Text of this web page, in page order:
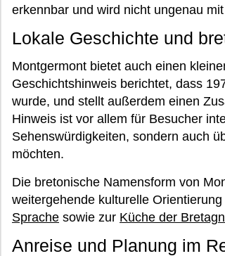
erkennbar und wird nicht ungenau
Lokale Geschichte und
Montgermont bietet auch einen
Geschichtshinweis berichtet, dass
wurde, und stellt außerdem einen
Hinweis ist vor allem für Besucher
Sehenswürdigkeiten, sondern auch
möchten.
Die bretonische Namensform von
weitergehende kulturelle
Sprache sowie zur Küche der
Anreise und Planung im